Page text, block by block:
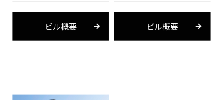
ビル概要 ビル概要